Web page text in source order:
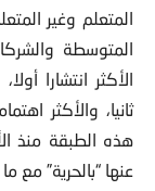
المتعلم وغير
المتوسطة
الأكثر انتشارا
ثانيا، والأكثر
هذه الطبقة منذ
عنها “بالحرية” مع